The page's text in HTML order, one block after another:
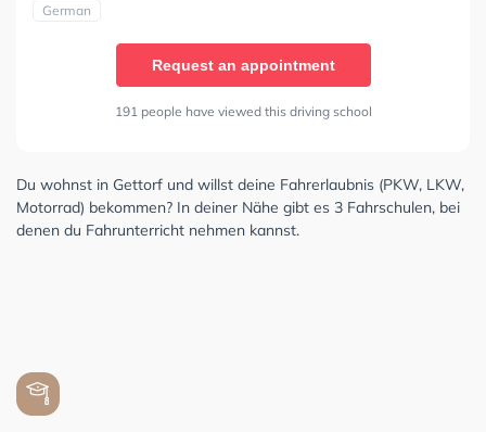
German
Request an appointment
191 people have viewed this driving school
Du wohnst in Gettorf und willst deine Fahrerlaubnis (PKW, LKW,
Motorrad) bekommen? In deiner Nähe gibt es 3 Fahrschulen, bei
denen du Fahrunterricht nehmen kannst.